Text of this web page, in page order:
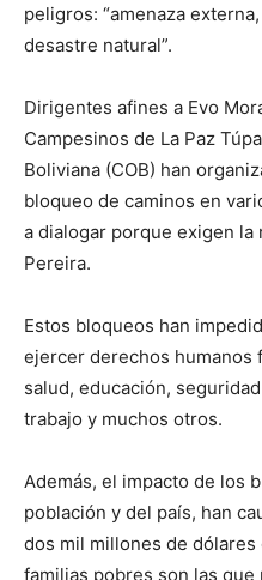
peligros: “amenaza
desastre natural”.
Dirigentes afines a Evo
Campesinos de La Paz
Boliviana (COB) han
bloqueo de caminos en
a dialogar porque exigen
Pereira.
Estos bloqueos han
ejercer derechos humanos
salud, educación,
trabajo y muchos otros.
Además, el impacto de los
población y del país, han
dos mil millones de dólares
familias pobres son las que